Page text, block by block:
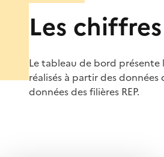
Menu
ORRR
Les
Le tableau de bord
réalisés à partir des données
données des filières REP.